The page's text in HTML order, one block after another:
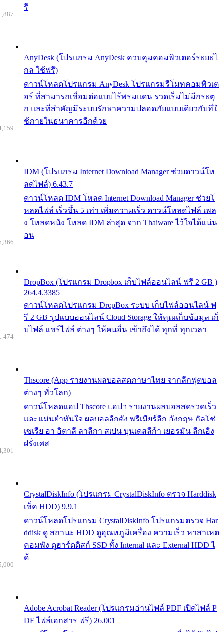
รี
AnyDesk (โปรแกรม AnyDesk ควบคุมคอมพิวเตอร์ระยะไ
กล ใช้ฟรี)
ดาวน์โหลดโปรแกรม AnyDesk โปรแกรมรีโมทคอมพิวเต
อร์ ที่สามารถเชื่อมต่อแบบไร้พรมแดน รวดเร็มไม่มีกระตุ
ก และที่สำคัญมีระบบรักษาความปลอดภัยแบบเดียวกับที่ใ
ช้ภายในธนาคารอีกด้วย
IDM (โปรแกรม Internet Download Manager ช่วยดาวน์โห
ลดไฟล์) 6.43.7
ดาวน์โหลด IDM โหลด Internet Download Manager ช่วยโ
หลดไฟล์ เร็วขึ้น 5 เท่า เพิ่มความเร็ว ดาวน์โหลดไฟล์ เพล
ง โหลดหนัง โหลด IDM ล่าสุด จาก Thaiware ไว้ใจได้แน่น
อน
DropBox (โปรแกรม Dropbox เก็บไฟล์ออนไลน์ ฟรี 2 GB )
264.4.3385
ดาวน์โหลดโปรแกรม DropBox ระบบ เก็บไฟล์ออนไลน์ ฟ
รี 2 GB รูปแบบออนไลน์ Cloud Storage ให้คุณเก็บข้อมูล เก็
บไฟล์ แชร์ไฟล์ ต่างๆ ให้คนอื่น เข้าถึงได้ ทุกที่ ทุกเวลา
Thscore (App รายงานผลบอลสดภาษาไทย จากลีกฟุตบอล
ต่างๆ ทั่วโลก)
ดาวน์โหลดแอป Thscore แอปฯ รายงานผลบอลสดรวดเร็ว
และแม่นยำทันใจ ผลบอลลีกดัง พรีเมียร์ลีก อังกฤษ กัลโช่
เซเรีย อา อิตาลี ลาลีกา สเปน บุนเดสลีก้า เยอรมัน ลีกเอิง
ฝรั่งเศส
474
CrystalDiskInfo (โปรแกรม CrystalDiskInfo ตรวจ Harddisk
เช็ค HDD) 9.9.1
ดาวน์โหลดโปรแกรม CrystalDiskInfo โปรแกรมตรวจ Har
ddisk ดู สถานะ HDD ดูอุณหภูมิเครื่อง ความเร็ว หาสาเหต
คอมพัง ดูฮาร์ดดิสก์ SSD ทั้ง Internal และ External HDD ไ
ด้
Adobe Acrobat Reader (โปรแกรมอ่านไฟล์ PDF เปิดไฟล์ P
DF ไฟล์เอกสาร ฟรี) 26.001